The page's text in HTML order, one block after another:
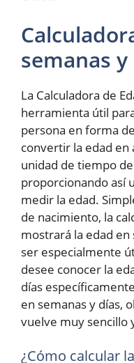
semanas y
La Calculadora de
herramienta útil
persona en forma
convertir la edad en
unidad de tiempo
proporcionando así
medir la edad.
de nacimiento, la
mostrará la edad en
ser especialmente
desee conocer la
días
en semanas y días,
vuelve muy sencillo
¿Cómo calcular